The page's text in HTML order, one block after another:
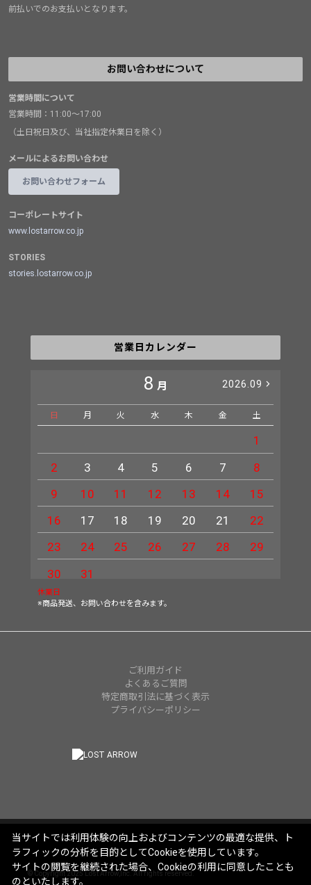
前払いでのお支払いとなります。
お問い合わせについて
営業時間について
営業時間：11:00～17:00
（土日祝日及び、当社指定休業日を除く）
メールによるお問い合わせ
お問い合わせフォーム
コーポレートサイト
www.lostarrow.co.jp
STORIES
stories.lostarrow.co.jp
営業日カレンダー
8 月 2026.09
日 月 火 水 木 金 土
1
2
3 4 5 6 7
8
9
10 11 12 13 14
15
16
17 18 19 20 21
22
23
24 25 26 27 28
29
30
31
休業日
※商品発送、お問い合わせを含みます。
ご利用ガイド
よくあるご質問
特定商取引法に基づく表示
プライバシーポリシー
© Copyright 2025 Lost Arrow,Inc. All rights reserved.
当サイトでは利用体験の向上およびコンテンツの最適な提供、ト
ラフィックの分析を目的としてCookieを使用しています。
サイトの閲覧を継続された場合、Cookieの利用に同意したことも
のといたします。